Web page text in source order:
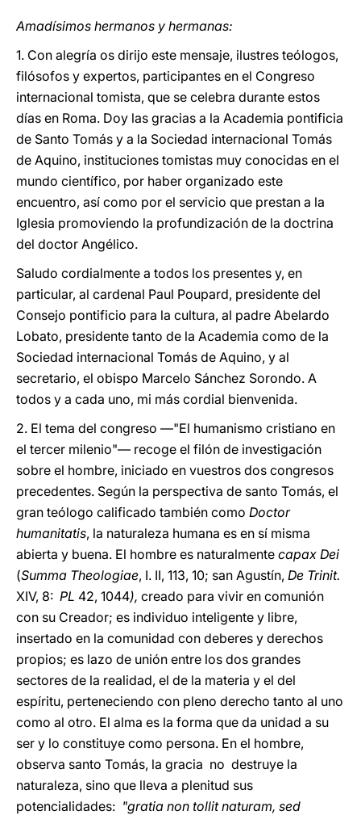
Amadísimos hermanos y hermanas:
1. Con alegría os dirijo este mensaje, ilustres teólogos,
filósofos y expertos, participantes en el Congreso
internacional tomista, que se celebra durante estos
días en Roma. Doy las gracias a la Academia pontificia
de Santo Tomás y a la Sociedad internacional Tomás
de Aquino, instituciones tomistas muy conocidas en el
mundo científico, por haber organizado este
encuentro, así como por el servicio que prestan a la
Iglesia promoviendo la profundización de la doctrina
del doctor Angélico.
Saludo cordialmente a todos los presentes y, en
particular, al cardenal Paul Poupard, presidente del
Consejo pontificio para la cultura, al padre Abelardo
Lobato, presidente tanto de la Academia como de la
Sociedad internacional Tomás de Aquino, y al
secretario, el obispo Marcelo Sánchez Sorondo. A
todos y a cada uno, mi más cordial bienvenida.
2. El tema del congreso —"El humanismo cristiano en
el tercer milenio"— recoge el filón de investigación
sobre el hombre, iniciado en vuestros dos congresos
precedentes. Según la perspectiva de santo Tomás, el
gran teólogo calificado también como Doctor
humanitatis, la naturaleza humana es en sí misma
abierta y buena. El hombre es naturalmente capax Dei
(Summa Theologiae, I. II, 113, 10; san Agustín, De Trinit.
XIV, 8: PL 42, 1044), creado para vivir en comunión
con su Creador; es individuo inteligente y libre,
insertado en la comunidad con deberes y derechos
propios; es lazo de unión entre los dos grandes
sectores de la realidad, el de la materia y el del
espíritu, perteneciendo con pleno derecho tanto al uno
como al otro. El alma es la forma que da unidad a su
ser y lo constituye como persona. En el hombre,
observa santo Tomás, la gracia no destruye la
naturaleza, sino que lleva a plenitud sus
potencialidades: "gratia non tollit naturam, sed